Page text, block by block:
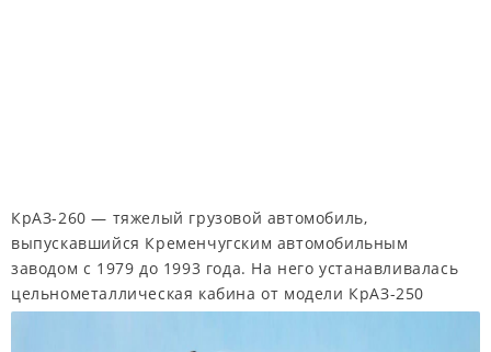
КрАЗ-260 — тяжелый грузовой автомобиль,
выпускавшийся Кременчугским автомобильным
заводом с 1979 до 1993 года. На него устанавливалась
цельнометаллическая кабина от модели КрАЗ-250